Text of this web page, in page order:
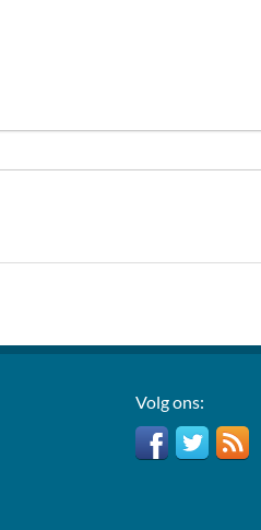
Volg ons: